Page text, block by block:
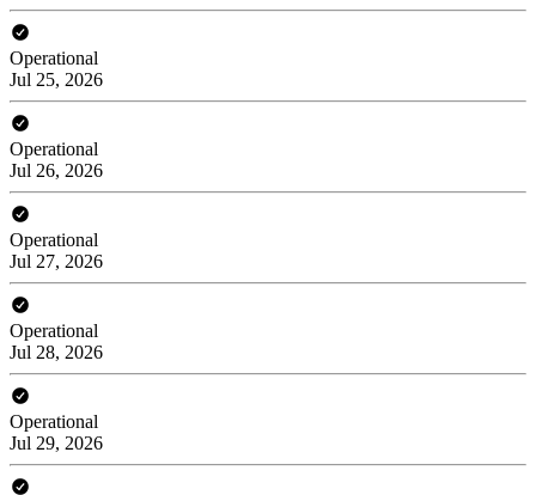
Operational
Jul 25, 2026
Operational
Jul 26, 2026
Operational
Jul 27, 2026
Operational
Jul 28, 2026
Operational
Jul 29, 2026